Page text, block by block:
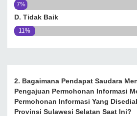
7%
D. Tidak Baik
11%
2. Bagaimana Pendapat Saudara
Pengajuan Permohonan Informasi
Permohonan Informasi Yang
Provinsi Sulawesi Selatan Saat Ini?